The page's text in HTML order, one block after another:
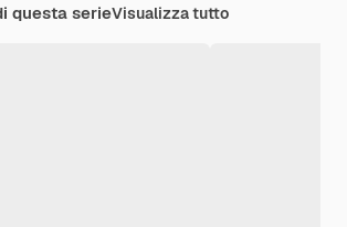
questa serieVisualizza tutto